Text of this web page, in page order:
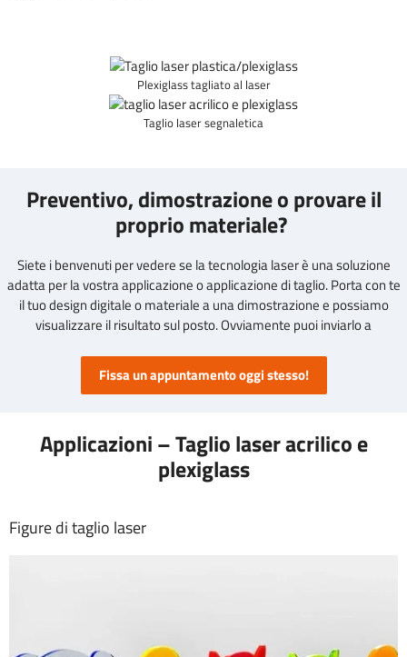
Plexiglass tagliato al laser
Taglio laser segnaletica
Preventivo, dimostrazione o provare il
proprio materiale?
Siete i benvenuti per vedere se la tecnologia laser è una soluzione
adatta per la vostra applicazione o applicazione di taglio. Porta con te
il tuo design digitale o materiale a una dimostrazione e possiamo
visualizzare il risultato sul posto. Ovviamente puoi inviarlo a
Fissa un appuntamento oggi stesso!
Applicazioni – Taglio laser acrilico e
plexiglass
Figure di taglio laser